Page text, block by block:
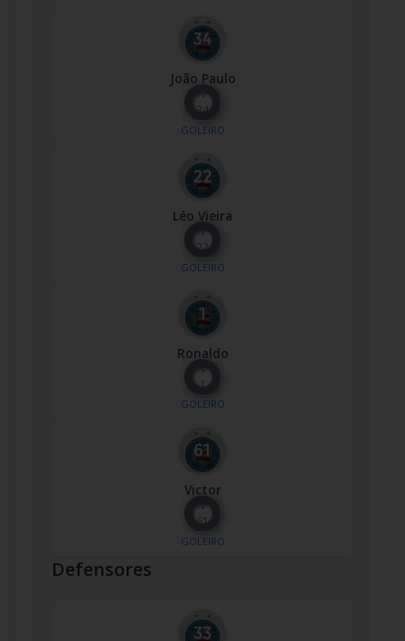
João Paulo
Nº
34
GOLEIRO
Léo Vieira
Nº
22
GOLEIRO
Ronaldo
Nº
1
GOLEIRO
Victor
Nº
61
GOLEIRO
Defensores